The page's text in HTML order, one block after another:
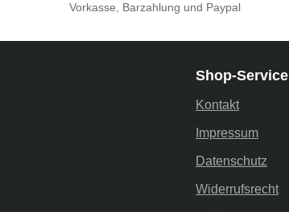
Vorkasse, Barzahlung und Paypal
Shop-Service
Kontakt
Impressum
Datenschutz
Widerrufsrecht